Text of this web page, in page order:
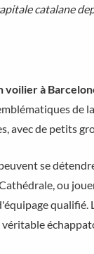
catalane
voilier à
de
avec de petits
se
ou